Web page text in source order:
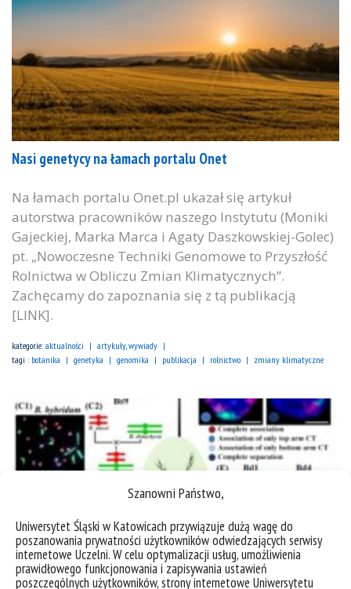
Szanowni Państwo,
Uniwersytet Śląski w Katowicach przywiązuje dużą wagę do
poszanowania prywatności użytkowników odwiedzających serwisy
internetowe Uczelni. W celu optymalizacji usług, umożliwienia
prawidłowego funkcjonowania i zapisywania ustawień
poszczególnych użytkowników, strony internetowe Uniwersytetu
Nasi genetycy na łamach portalu Onet
Na łamach portalu Onet.pl ukazał się artykuł
autorstwa pracowników naszego Instytutu (Moniki
Gajeckiej, Marka Marca i Agaty Daszkowskiej-Golec)
pt. „Nowoczesne Techniki Genomowe to Przyszłość
Rolnictwa w Obliczu Zmian Klimatycznych”.
Zachęcamy do zapoznania się z tą publikacją
[LINK].
kategorie: aktualności
artykuły, wywiady
tagi : botanika genetyka genomika publikacja rolnictwo zmiany klimatyczne